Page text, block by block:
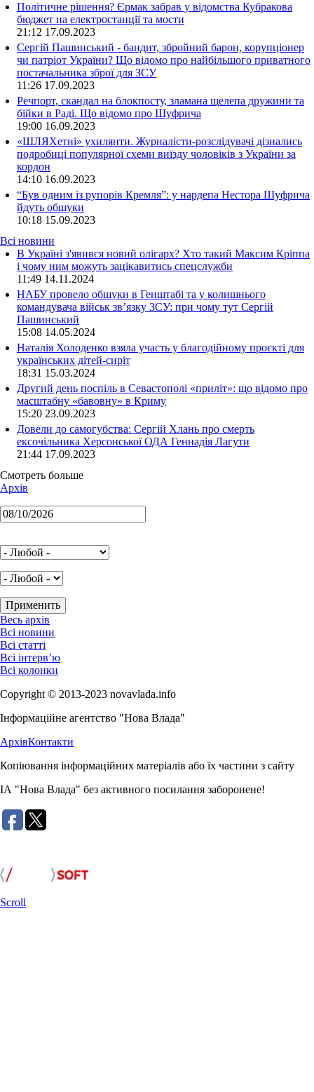
Політичне рішення? Єрмак забрав у відомства Кубракова
бюджет на електростанції та мости
21:12 17.09.2023
Сергій Пашинський - бандит, збройний барон, корупціонер
чи патріот України? Що відомо про найбільшого приватного
постачальника зброї для ЗСУ
11:26 17.09.2023
Речпорт, скандал на блокпосту, зламана щелепа дружини та
бійки в Раді. Що відомо про Шуфрича
19:00 16.09.2023
«ШЛЯХетні» ухилянти. Журналісти-розслідувачі дізнались
подробиці популярної схеми виїзду чоловіків з України за
кордон
14:10 16.09.2023
“Був одним із рупорів Кремля”: у нардепа Нестора Шуфрича
йдуть обшуки
10:18 15.09.2023
Всі новини
В Україні з'явився новий олігарх? Хто такий Максим Кріппа
і чому ним можуть зацікавитись спецслужби
11:49 14.11.2024
НАБУ провело обшуки в Генштабі та у колишнього
командувача військ зв’язку ЗСУ: при чому тут Сергій
Пашинський
15:08 14.05.2024
Наталія Холоденко взяла участь у благодійному проєкті для
українських дітей-сиріт
18:31 15.03.2024
Другий день поспіль в Севастополі «приліт»: що відомо про
масштабну «бавовну» в Криму
15:20 23.09.2023
Довели до самогубства: Сергій Хлань про смерть
ексочільника Херсонської ОДА Геннадія Лагути
21:44 17.09.2023
Смотреть больше
Архів
Весь архів
Всі новини
Всі статті
Всі інтерв’ю
Всі колонки
Copyright © 2013-2023 novavlada.info
Інформаційне агентство "Нова Влада"
АрхівКонтакти
Копіювання інформаційних матеріалів або їх частини з сайту
ІА "Нова Влада" без активного посилання заборонене!
Scroll